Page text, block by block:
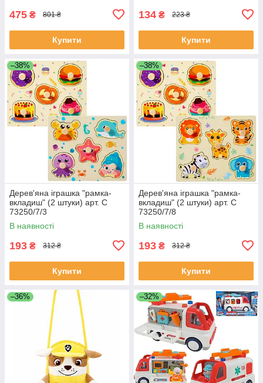
475 ₴ 801 ₴
Купити
134 ₴ 223 ₴
Купити
–38%
Дерев'яна іграшка "рамка-
вкладиш" (2 штуки) арт. C
73250/7/3
В наявності
193 ₴ 312 ₴
Купити
–38%
Дерев'яна іграшка "рамка-
вкладиш" (2 штуки) арт. C
73250/7/8
В наявності
193 ₴ 312 ₴
Купити
–36% –32%